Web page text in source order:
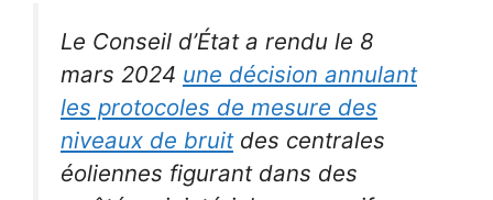
Le Conseil d’État a rendu le 8
mars 2024 une décision annulant
les protocoles de mesure des
niveaux de bruitdes centrales
éoliennes figurant dans des